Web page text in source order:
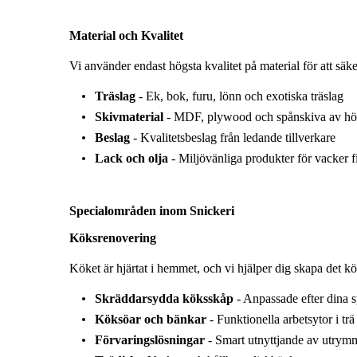
Material och Kvalitet
Vi använder endast högsta kvalitet på material för att
Träslag - Ek, bok, furu, lönn och exotiska träslag
Skivmaterial - MDF, plywood och spånskiva av
Beslag - Kvalitetsbeslag från ledande tillverkare
Lack och olja - Miljövänliga produkter för vacker
Specialområden inom Snickeri
Köksrenovering
Köket är hjärtat i hemmet, och vi hjälper dig skapa det
Skräddarsydda köksskåp - Anpassade efter dina
Köksöar och bänkar - Funktionella arbetsytor i trä
Förvaringslösningar - Smart utnyttjande av